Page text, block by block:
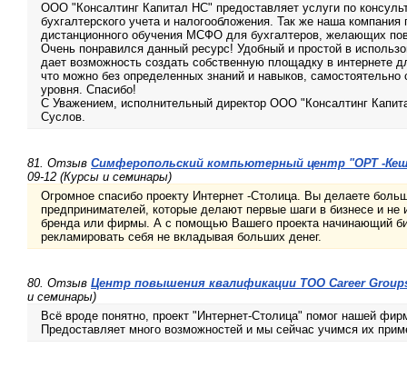
ООО "Консалтинг Капитал НС" предоставляет услуги по
бухгалтерского учета и налогообложения. Так же наша
дистанционного обучения МСФО для бухгалтеров, желающих
Очень понравился данный ресурс! Удобный и простой в
дает возможность создать собственную площадку в интернете
что можно без определенных знаний и навыков, самостоятельно
уровня. Спасибо!
С Уважением, исполнительный директор ООО "Консалтинг
Суслов.
81. Отзыв Симферопольский компьютерный центр "ОРТ -
09-12 (Курсы и семинары)
Огромное спасибо проекту Интернет -Столица. Вы делаете
предпринимателей, которые делают первые шаги в бизнесе и не
бренда или фирмы. А с помощью Вашего проекта начинающий
рекламировать себя не вкладывая больших денег.
80. Отзыв Центр повышения квалификации ТОО Career
и семинары)
Всё вроде понятно, проект "Интернет-Столица" помог нашей
Предоставляет много возможностей и мы сейчас учимся их